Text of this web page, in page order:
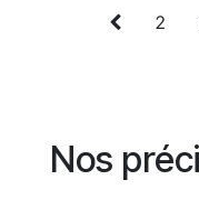
2
Nos